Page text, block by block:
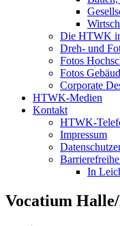
Die HTWK
Dreh- und
Fotos
Fotos
Corporate
HTWK-Medien
Kontakt
HTWK-
Impressum
In
Vocatium